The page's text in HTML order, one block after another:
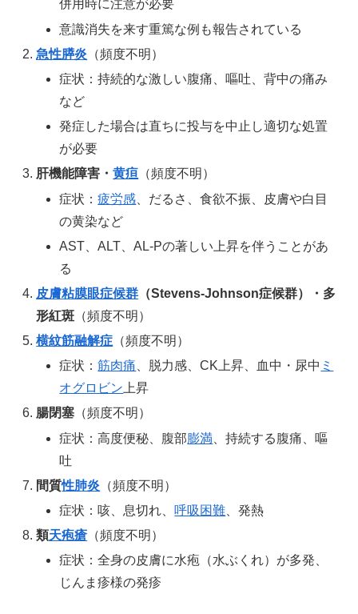
併用時に注意が必要
意識消失を来す重篤な例も報告されている
急性膵炎 （頻度不明）
症状：持続的な激しい腹痛、嘔吐、背中の痛み
など
発症した場合は直ちに投与を中止し適切な処置
が必要
肝機能障害・黄疸 （頻度不明）
症状：疲労感 、だるさ、食欲不振、皮膚や白目
の黄染など
AST、ALT、AL-Pの著しい上昇を伴うことがあ
る
皮膚粘膜眼症候群 （Stevens-Johnson症候群）・多
形紅斑 （頻度不明）
横紋筋融解症 （頻度不明）
症状：筋肉痛 、脱力感、CK上昇、血中・尿中 ミ
オグロビン 上昇
腸閉塞 （頻度不明）
症状：高度便秘、腹部膨満 、持続する腹痛、嘔
吐
間質性肺炎 （頻度不明）
症状：咳、息切れ、 呼吸困難 、発熱
類天疱瘡 （頻度不明）
症状：全身の皮膚に水疱（水ぶくれ）が多発、
じんま疹様の発疹